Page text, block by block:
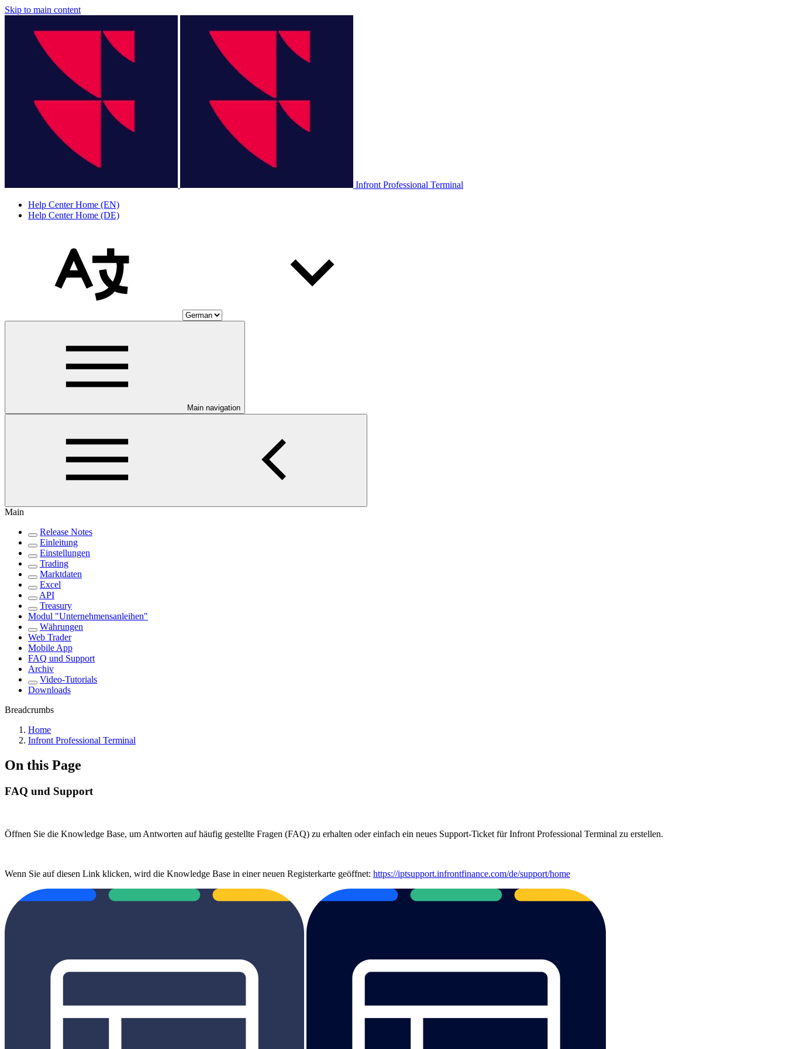
Skip to main content
Infront Professional Terminal
Help Center Home (EN)
Help Center Home (DE)
Main navigation
Main
Release Notes
Einleitung
Einstellungen
Trading
Marktdaten
Excel
API
Treasury
Modul "Unternehmensanleihen"
Währungen
Web Trader
Mobile App
FAQ und Support
Archiv
Video-Tutorials
Downloads
Breadcrumbs
Home
Infront Professional Terminal
On this Page
FAQ und Support
Öffnen Sie die Knowledge Base, um Antworten auf häufig gestellte Fragen (FAQ) zu erhalten oder einfach ein neues Support-Ticket für Infront Professional Terminal zu erstellen.
Wenn Sie auf diesen Link klicken, wird die Knowledge Base in einer neuen Registerkarte geöffnet: https://iptsupport.infrontfinance.com/de/support/home